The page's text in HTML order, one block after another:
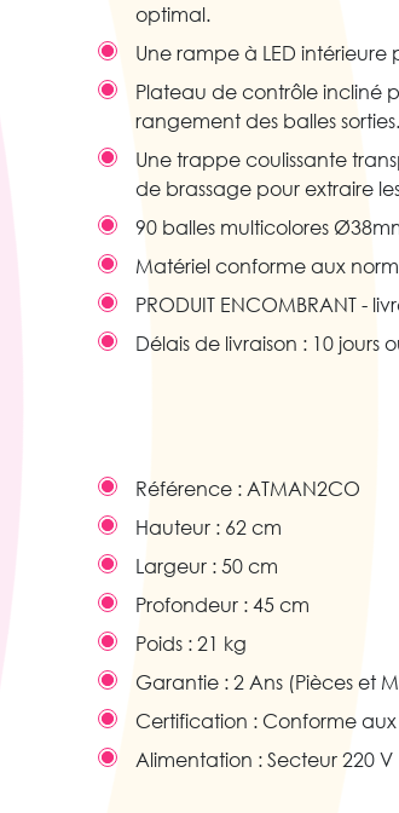
optimal.
Une rampe à LED
Plateau de contrôle incliné
rangement des balles sorties.
Une trappe coulissante
de brassage pour extraire
90 balles multicolores
Matériel conforme aux
PRODUIT ENCOMBRANT -
Délais de livraison : 10 jours
Référence : ATMAN2CO
Hauteur : 62 cm
Largeur : 50 cm
Profondeur : 45 cm
Poids : 21 kg
Garantie : 2 Ans (Pièces et
Certification : Conforme aux
Alimentation : Secteur 220 V